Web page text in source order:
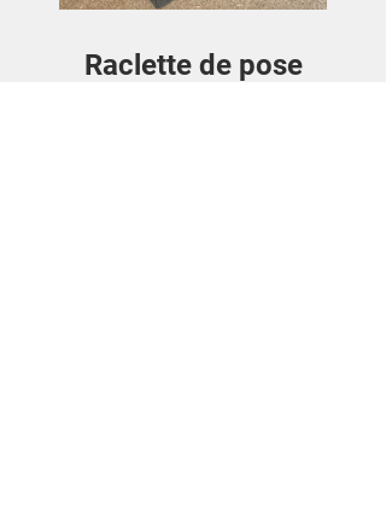
Raclette de pose